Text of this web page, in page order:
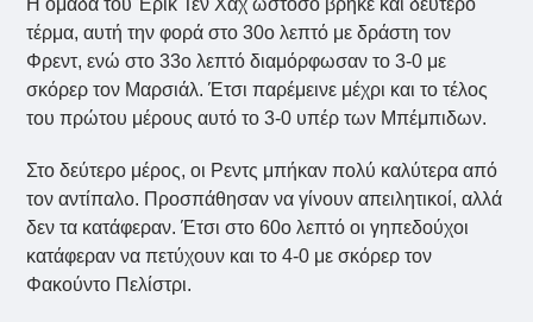
τέρμα, αυτή την φορά στο 30ο λεπτό με δράστη τον
Φρεντ, ενώ στο 33ο λεπτό διαμόρφωσαν το 3-0 με
σκόρερ τον Μαρσιάλ. Έτσι παρέμεινε μέχρι και το τέλος
του πρώτου μέρους αυτό το 3-0 υπέρ των Μπέμπιδων.
Στο δεύτερο μέρος, οι Ρεντς μπήκαν πολύ καλύτερα από
τον αντίπαλο. Προσπάθησαν να γίνουν απειλητικοί, αλλά
δεν τα κατάφεραν. Έτσι στο 60ο λεπτό οι γηπεδούχοι
κατάφεραν να πετύχουν και το 4-0 με σκόρερ τον
Φακούντο Πελίστρι.